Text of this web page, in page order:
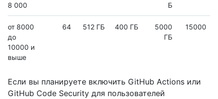
8 000
Б
от 8000
до
10000 и
выше
64 512 ГБ 400 ГБ
5000
ГБ
15000
Если вы планируете включить GitHub Actions или
GitHub Code Security для пользователей